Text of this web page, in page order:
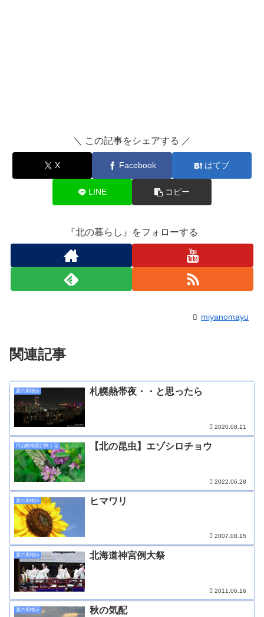
＼ この記事をシェアする ／
X Facebook はてブ
LINE コピー
『北の暮らし』をフォローする
miyanomayu
関連記事
夏の風物詩 札幌熱帯夜・・と思ったら
2020.08.11
円山動物園に咲く花 【北の昆虫】エゾシロチョウ
2022.06.28
夏の風物詩 ヒマワリ
2007.08.15
夏の風物詩 北海道神宮例大祭
2011.06.16
夏の風物詩 秋の気配